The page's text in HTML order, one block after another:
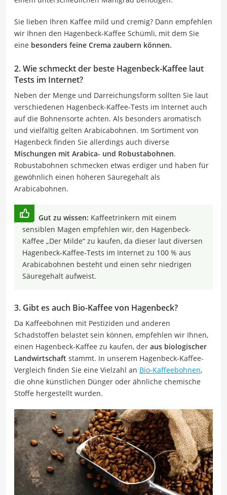
Sie lieben Ihren Kaffee mild und cremig? Dann empfehlen
wir Ihnen den Hagenbeck-Kaffee Schümli, mit dem Sie
eine besonders feine Crema zaubern können.
2. Wie schmeckt der beste Hagenbeck-Kaffee laut
Tests im Internet?
Neben der Menge und Darreichungsform sollten Sie laut
verschiedenen Hagenbeck-Kaffee-Tests im Internet auch
auf die Bohnensorte achten. Als besonders aromatisch
und vielfältig gelten Arabicabohnen. Im Sortiment von
Hagenbeck finden Sie allerdings auch diverse
Mischungen mit Arabica- und Robustabohnen.
Robustabohnen schmecken etwas erdiger und haben für
gewöhnlich einen höheren Säuregehalt als
Arabicabohnen.
Gut zu wissen: Kaffeetrinkern mit einem
sensiblen Magen empfehlen wir, den Hagenbeck-
Kaffee „Der Milde“ zu kaufen, da dieser laut diversen
Hagenbeck-Kaffee-Tests im Internet zu 100 % aus
Arabicabohnen besteht und einen sehr niedrigen
Säuregehalt aufweist.
3. Gibt es auch Bio-Kaffee von Hagenbeck?
Da Kaffeebohnen mit Pestiziden und anderen
Schadstoffen belastet sein können, empfehlen wir Ihnen,
einen Hagenbeck-Kaffee zu kaufen, der aus biologischer
Landwirtschaft stammt. In unserem Hagenbeck-Kaffee-
Vergleich finden Sie eine Vielzahl an Bio-Kaffeebohnen,
die ohne künstlichen Dünger oder ähnliche chemische
Stoffe hergestellt wurden.